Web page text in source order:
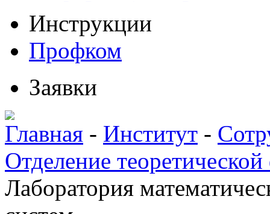
Инструкции
Профком
Заявки
Главная - Институт -
Отделение
Лаборатория